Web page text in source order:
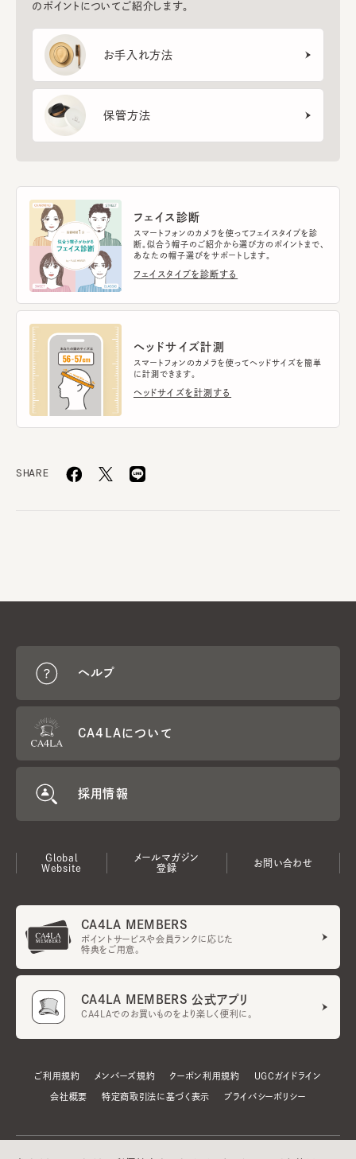
のポイントについてご紹介します。
お手入れ方法
保管方法
フェイス診断
スマートフォンのカメラを使ってフェイスタイプを診
断。似合う帽子のご紹介から選び方のポイントまで、
あなたの帽子選びをサポートします。
フェイスタイプを診断する
ヘッドサイズ計測
スマートフォンのカメラを使ってヘッドサイズを簡単
に計測できます。
ヘッドサイズを計測する
SHARE
ヘルプ
CA4LAについて
採用情報
Global
Website
メールマガジン
登録
お問い合わせ
CA4LA MEMBERS
ポイントサービスや会員ランクに応じた
特典をご用意。
CA4LA MEMBERS 公式アプリ
CA4LAでのお買いものをより楽しく便利に。
ご利用規約 メンバーズ規約 クーポン利用規約 UGCガイドライン
会社概要 特定商取引法に基づく表示 プライバシーポリシー